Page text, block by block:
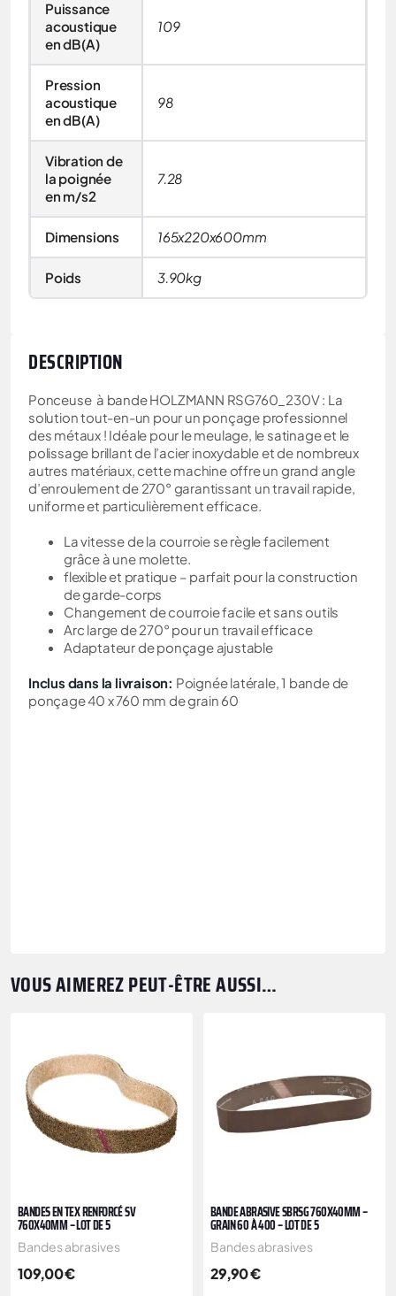
Puissance
acoustique
en dB(A)
109
Pression
acoustique
en dB(A)
98
Vibration de
la poignée
en m/s2
7.28
Dimensions 165x220x600mm
Poids 3.90kg
DESCRIPTION
Ponceuse à bande HOLZMANN RSG760_230V : La
solution tout-en-un pour un ponçage professionnel
des métaux ! Idéale pour le meulage, le satinage et le
polissage brillant de l’acier inoxydable et de nombreux
autres matériaux, cette machine offre un grand angle
d’enroulement de 270° garantissant un travail rapide,
uniforme et particulièrement efficace.
La vitesse de la courroie se règle facilement
grâce à une molette.
flexible et pratique – parfait pour la construction
de garde-corps
Changement de courroie facile et sans outils
Arc large de 270° pour un travail efficace
Adaptateur de ponçage ajustable
Inclus dans la livraison: Poignée latérale, 1 bande de
ponçage 40 x 760 mm de grain 60
VOUS AIMEREZ PEUT-ÊTRE AUSSI…
BANDES EN TEX RENFORCÉ SV
760X40MM – LOT DE 5
Bandes abrasives
109,00€
BANDE ABRASIVE SBRSG 760X40MM –
GRAIN 60 À 400 – LOT DE 5
Bandes abrasives
29,90€